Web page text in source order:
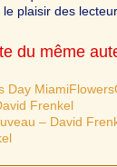
plaisir des
du même
Day
Frenkel
– David